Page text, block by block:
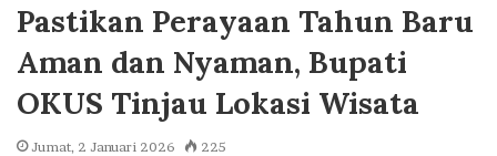
Pastikan Perayaan Tahun Baru
Aman dan Nyaman, Bupati
OKUS Tinjau Lokasi Wisata
Jumat, 2 Januari 2026 225